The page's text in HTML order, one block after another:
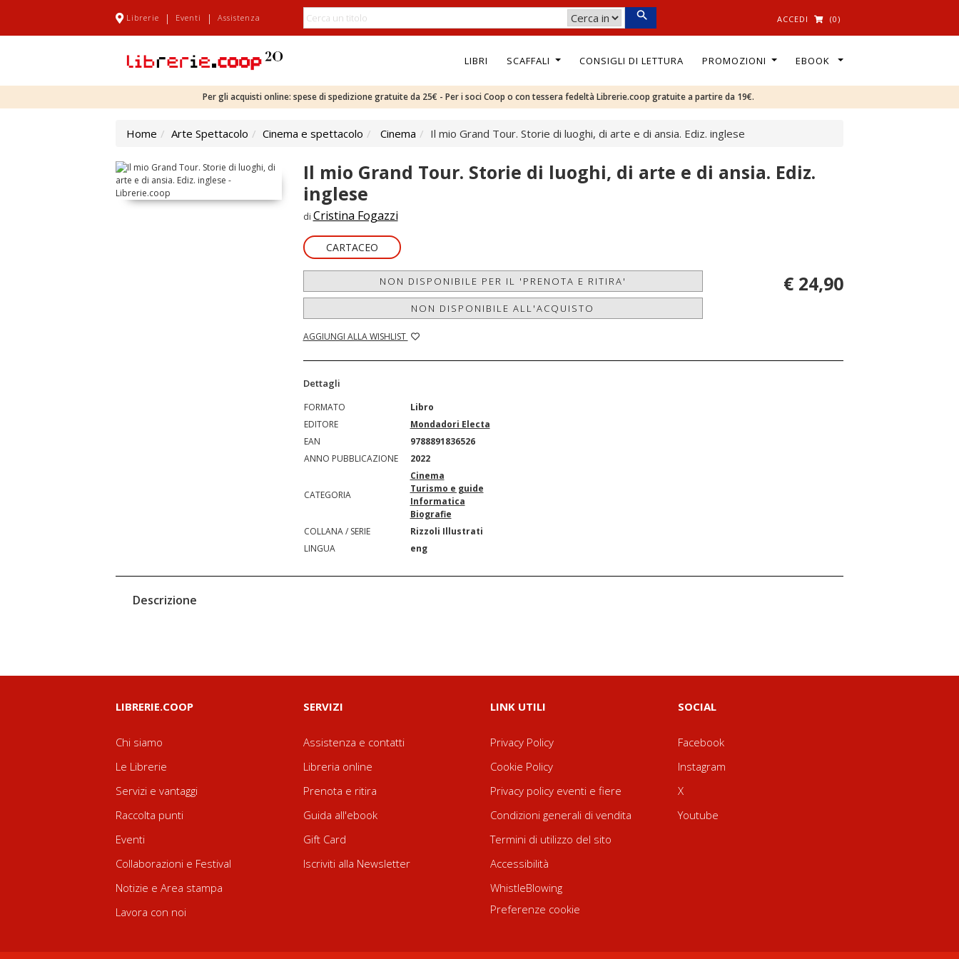
Librerie | Eventi | Assistenza ACCEDI (0)
LIBRI SCAFFALI CONSIGLI DI LETTURA PROMOZIONI EBOOK
Per gli acquisti online: spese di spedizione gratuite da 25€ - Per i soci Coop o con tessera fedeltà Librerie.coop gratuite a partire da 19€.
Home Arte Spettacolo Cinema e spettacolo Cinema Il mio Grand Tour. Storie di luoghi, di arte e di ansia. Ediz. inglese
Il mio Grand Tour. Storie di luoghi, di arte e di ansia. Ediz.
inglese
di Cristina Fogazzi
CARTACEO
NON DISPONIBILE PER IL 'PRENOTA E RITIRA'
NON DISPONIBILE ALL'ACQUISTO
AGGIUNGI ALLA WISHLIST
€ 24,90
Dettagli
FORMATO
Libro
EDITORE
Mondadori Electa
EAN
9788891836526
ANNO PUBBLICAZIONE
2022
CATEGORIA
Cinema
Turismo e guide
Informatica
Biografie
COLLANA / SERIE
Rizzoli Illustrati
LINGUA
eng
Descrizione
LIBRERIE.COOP
Chi siamo
Le Librerie
Servizi e vantaggi
Raccolta punti
Eventi
Collaborazioni e Festival
Notizie e Area stampa
Lavora con noi
SERVIZI
Assistenza e contatti
Libreria online
Prenota e ritira
Guida all'ebook
Gift Card
Iscriviti alla Newsletter
LINK UTILI
Privacy Policy
Cookie Policy
Privacy policy eventi e fiere
Condizioni generali di vendita
Termini di utilizzo del sito
Accessibilità
WhistleBlowing
Preferenze cookie
SOCIAL
Facebook
Instagram
X
Youtube